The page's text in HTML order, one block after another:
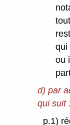
qui
ou
d) par
qui suit
p.1)